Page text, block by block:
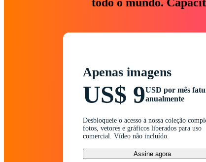
Apenas imagens
US$ 9USD por mês
anualmente
Desbloqueie o acesso à nossa coleção
fotos, vetores e gráficos liberados para uso
comercial. Vídeo não incluído.
Assine agora